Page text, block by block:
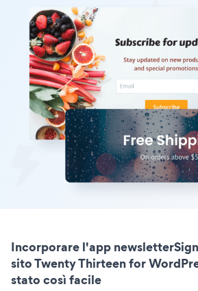
Incorporare l'app
sito Twenty Thirteen for
stato così facile